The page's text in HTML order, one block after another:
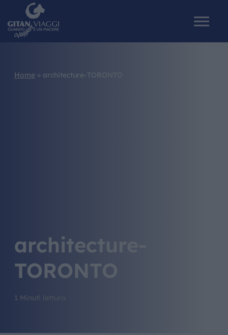
Home » architecture-TORONTO
architecture-
TORONTO
1 Minuti lettura